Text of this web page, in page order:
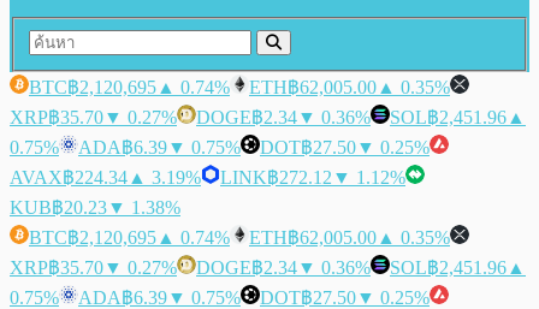
BTC฿2,120,695 ▲ 0.74% ETH฿62,005.00 ▲ 0.35%
XRP฿35.70▼ 0.27% DOGE฿2.34▼ 0.36% SOL฿2,451.96 ▲
0.75%
ADA฿6.39▼ 0.75% DOT฿27.50▼ 0.25%
AVAX฿224.34 ▲ 3.19% LINK฿272.12 ▼ 1.12%
KUB฿20.23▼ 1.38%
BTC฿2,120,695 ▲ 0.74% ETH฿62,005.00 ▲ 0.35%
XRP฿35.70▼ 0.27% DOGE฿2.34▼ 0.36% SOL฿2,451.96 ▲
0.75%
ADA฿6.39▼ 0.75% DOT฿27.50▼ 0.25%